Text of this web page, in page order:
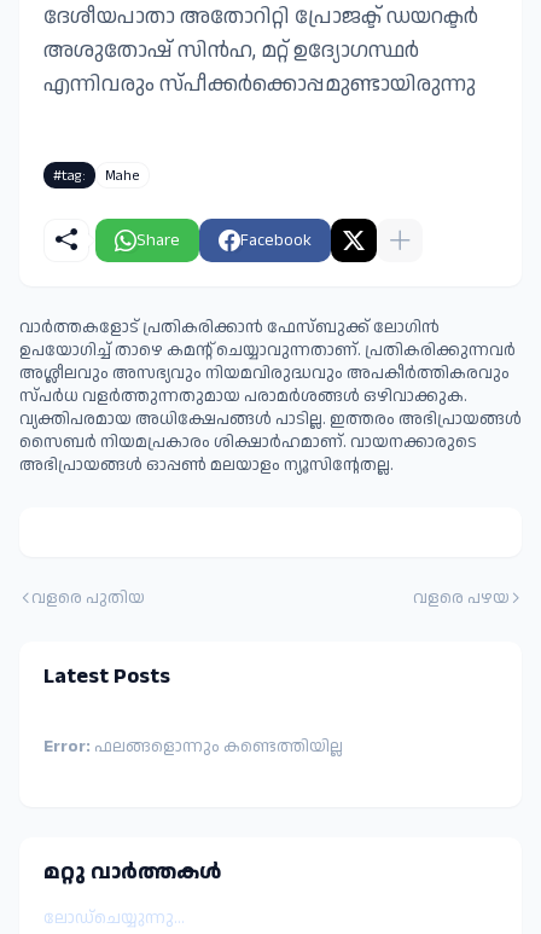
ദേശീയപാതാ അതോറിറ്റി പ്രോജക്ട് ഡയറക്ടർ
അശുതോഷ് സിൻഹ, മറ്റ് ഉദ്യോഗസ്ഥർ
എന്നിവരും സ്പീക്കർക്കൊപ്പമുണ്ടായിരുന്നു
#tag: Mahe
Share Facebook
വാർത്തകളോട് പ്രതികരിക്കാൻ ഫേസ്ബുക്ക് ലോഗിൻ
ഉപയോഗിച്ച് താഴെ കമന്റ് ചെയ്യാവുന്നതാണ്. പ്രതികരിക്കുന്നവര്‍
അശ്ലീലവും അസഭ്യവും നിയമവിരുദ്ധവും അപകീര്‍ത്തികരവും
സ്പര്‍ധ വളര്‍ത്തുന്നതുമായ പരാമര്‍ശങ്ങള്‍ ഒഴിവാക്കുക.
വ്യക്തിപരമായ അധിക്ഷേപങ്ങള്‍ പാടില്ല. ഇത്തരം അഭിപ്രായങ്ങള്‍
സൈബര്‍ നിയമപ്രകാരം ശിക്ഷാര്‍ഹമാണ്. വായനക്കാരുടെ
അഭിപ്രായങ്ങള്‍ ഓപ്പൺ മലയാളം ന്യൂസിന്റേതല്ല.
വളരെ പുതിയ വളരെ പഴയ
Latest Posts
Error: ഫലങ്ങളൊന്നും കണ്ടെത്തിയില്ല
മറ്റു വാർത്തകള്‍
ലോഡ്ചെയ്യുന്നു...